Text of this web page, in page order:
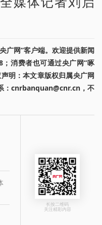
广网”客户端。欢迎提供新闻
消费者也可通过央广网“啄
明：本文章版权归属央广网
：cnrbanquan@cnr.cn，不
长按二维码
关注精彩内容